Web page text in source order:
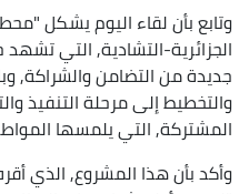
وتابع بأن لقاء اليوم يشكل
الجزائرية-التشادية, التي
جديدة من التضامن والشراكة,
والتخطيط إلى مرحلة التنفيذ
المشتركة, التي يلمسها
وأكد بأن هذا المشروع, الذي